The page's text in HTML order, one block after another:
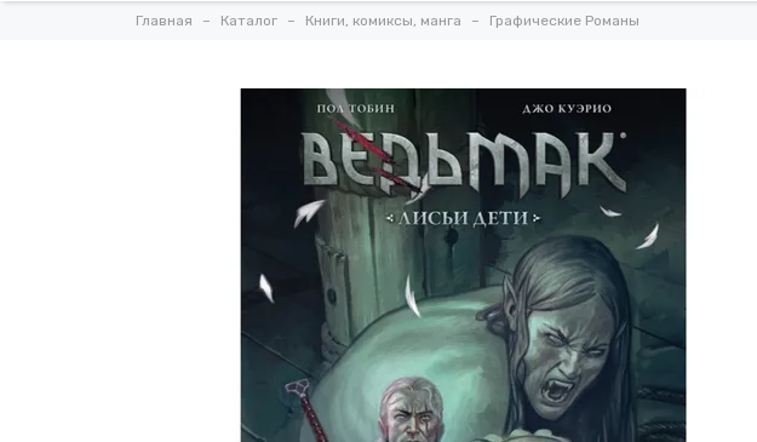
Главная Каталог Книги, комиксы, манга Графические Романы